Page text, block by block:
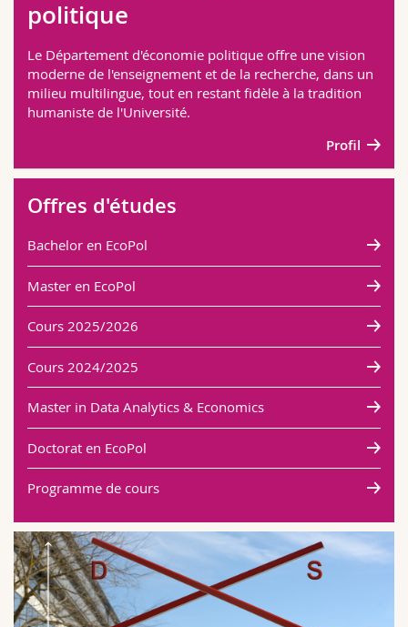
Sciences et médecine
Interfacultaire
Collaborateurs
Doctorants
Webmail
Programme des cours
MyUnifr
politique
Le Département d'économie politique offre une vision
moderne de l'enseignement et de la recherche, dans un
milieu multilingue, tout en restant fidèle à la tradition
humaniste de l'Université.
Profil
Offres d'études
Bachelor en EcoPol
Master en EcoPol
Cours 2025/2026
Cours 2024/2025
Master in Data Analytics & Economics
Doctorat en EcoPol
Programme de cours